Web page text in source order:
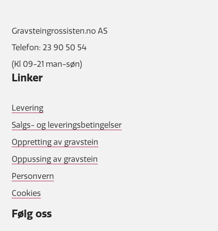
Gravsteingrossisten.no AS
Telefon: 23 90 50 54
(Kl 09-21 man-søn)
Linker
Levering
Salgs- og leveringsbetingelser
Oppretting av gravstein
Oppussing av gravstein
Personvern
Cookies
Følg oss